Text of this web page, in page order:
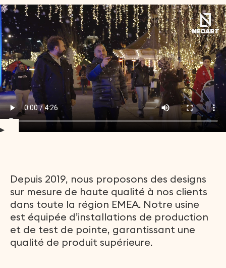
Depuis 2019, nous proposons des designs
sur mesure de haute qualité à nos clients
dans toute la région EMEA. Notre usine
est équipée d’installations de production
et de test de pointe, garantissant une
qualité de produit supérieure.